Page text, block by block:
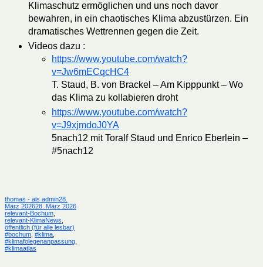
Klimaschutz ermöglichen und uns noch davor
bewahren, in ein chaotisches Klima abzustürzen. Ein
dramatisches Wettrennen gegen die Zeit.
Videos dazu :
https://www.youtube.com/watch?
v=Jw6mECqcHC4
T. Staud, B. von Brackel – Am Kipppunkt – Wo
das Klima zu kollabieren droht
https://www.youtube.com/watch?
v=J9xjmdoJ0YA
5nach12 mit Toralf Staud und Enrico Eberlein –
#5nach12
Autor
thomas - als adminVeröffentlicht
am
28.
März 202628. März 2026Kategorien
relevant-Bochum
relevant-KlimaNews
öffentlich (für alle lesbar)
#bochum #klima
#klimafolegenanpassung
#klimaatlas